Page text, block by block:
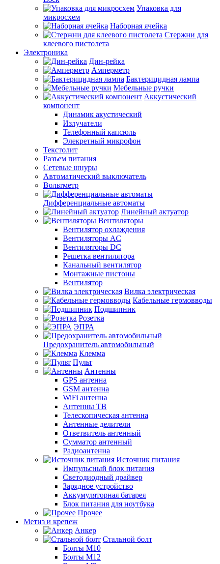
Упаковка для
микросхем
Наборная ячейка
Стержни для
клеевого пистолета
Электроника
Дин-рейка
Амперметр
Бактерицидная лампа
Мебельные ручки
Аккустический
компонент
Динамик акустический
Излучатели
Телефонный капсюль
Элекретный микрофон
Текстолит
Разъем питания
Сетевые шнуры
Автоматический выключатель
Вольтметр
Дифференциальные автоматы
Линейный актуатор
Вентиляторы
Вентилятор охлаждения
Вентиляторы AC
Вентиляторы DC
Решетка вентилятора
Канальный вентилятор
Монтажные пистоны
Вентилятор
Вилка электрическая
Кабельные гермовводы
Подшипник
Розетка
ЭПРА
Предохранитель автомобильный
Клемма
Пульт
Антенны
GPS антенна
GSM антенна
WiFi антенна
Антенны ТВ
Телескопическая антенна
Антенные делители
Ответвитель антенный
Сумматор антенный
Радиоантенна
Источник питания
Импульсный блок питания
Светодиодный драйвер
Зарядное устройство
Аккумуляторная батарея
Блок питания для ноутбука
Прочее
Метиз и крепеж
Анкер
Стальной болт
Болты М10
Болты М12